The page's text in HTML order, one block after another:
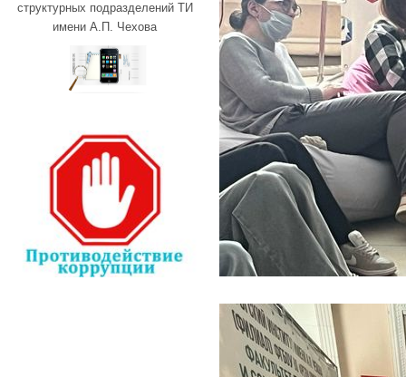
структурных подразделений ТИ
имени А.П. Чехова